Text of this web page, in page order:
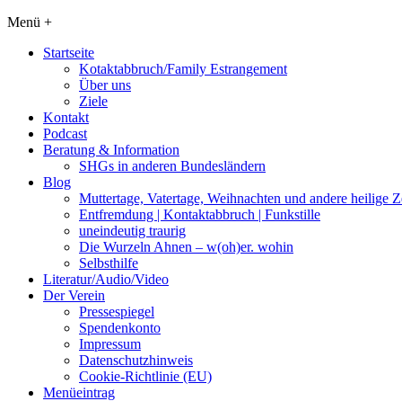
Menü +
Startseite
Kotaktabbruch/Family Estrangement
Über uns
Ziele
Kontakt
Podcast
Beratung & Information
SHGs in anderen Bundesländern
Blog
Muttertage, Vatertage, Weihnachten und andere heilige
Entfremdung | Kontaktabbruch | Funkstille
uneindeutig traurig
Die Wurzeln Ahnen – w(oh)er. wohin
Selbsthilfe
Literatur/Audio/Video
Der Verein
Pressespiegel
Spendenkonto
Impressum
Datenschutzhinweis
Cookie-Richtlinie (EU)
Menüeintrag